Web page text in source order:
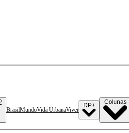
BrasilMundoVida UrbanaViver
DP+ Colunas